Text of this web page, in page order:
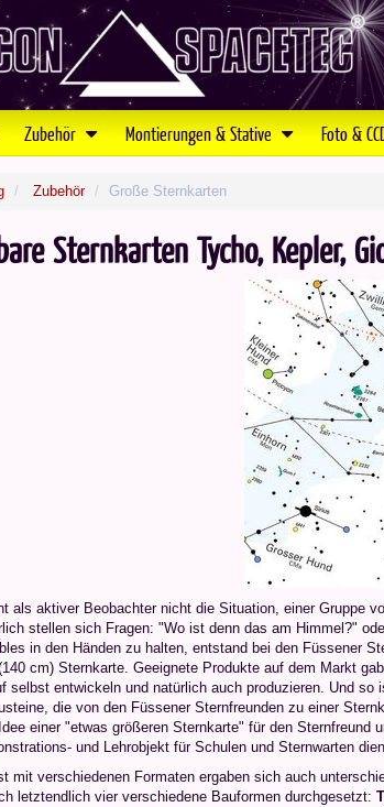
Zubehör Montierungen & Stative Foto &
Zubehör Große Sternkarten
Sternkarten Tycho, Kepler,
als aktiver Beobachter nicht die Situation, einer Gruppe
stellen sich Fragen: "Wo ist denn das am Himmel?"
in den Händen zu halten, entstand bei den Füssener
cm) Sternkarte. Geeignete Produkte auf dem Markt
selbst entwickeln und natürlich auch produzieren. Und
die von den Füssener Sternfreunden zu einer
einer "etwas größeren Sternkarte" für den
und Lehrobjekt für Schulen und Sternwarten
mit verschiedenen Formaten ergaben sich auch
letztendlich vier verschiedene Bauformen durchgesetzt: